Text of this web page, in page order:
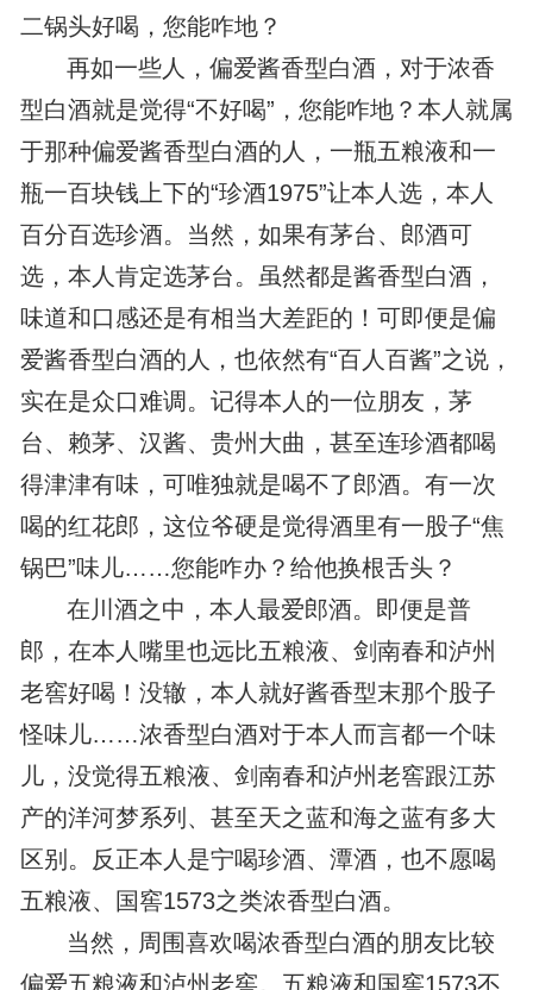
二锅头好喝，您能咋地？
再如一些人，偏爱酱香型白酒，对于浓香
型白酒就是觉得“不好喝”，您能咋地？本人就属
于那种偏爱酱香型白酒的人，一瓶五粮液和一
瓶一百块钱上下的“珍酒1975”让本人选，本人
百分百选珍酒。当然，如果有茅台、郎酒可
选，本人肯定选茅台。虽然都是酱香型白酒，
味道和口感还是有相当大差距的！可即便是偏
爱酱香型白酒的人，也依然有“百人百酱”之说，
实在是众口难调。记得本人的一位朋友，茅
台、赖茅、汉酱、贵州大曲，甚至连珍酒都喝
得津津有味，可唯独就是喝不了郎酒。有一次
喝的红花郎，这位爷硬是觉得酒里有一股子“焦
锅巴”味儿……您能咋办？给他换根舌头？
在川酒之中，本人最爱郎酒。即便是普
郎，在本人嘴里也远比五粮液、剑南春和泸州
老窖好喝！没辙，本人就好酱香型末那个股子
怪味儿……浓香型白酒对于本人而言都一个味
儿，没觉得五粮液、剑南春和泸州老窖跟江苏
产的洋河梦系列、甚至天之蓝和海之蓝有多大
区别。反正本人是宁喝珍酒、潭酒，也不愿喝
五粮液、国窖1573之类浓香型白酒。
当然，周围喜欢喝浓香型白酒的朋友比较
偏爱五粮液和泸州老窖。五粮液和国窖1573不